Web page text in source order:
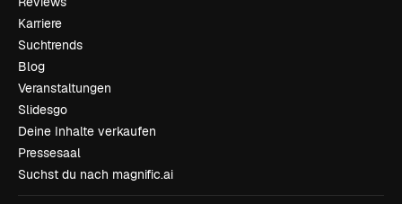
Karriere
Suchtrends
Blog
Veranstaltungen
Slidesgo
Deine Inhalte verkaufen
Pressesaal
Suchst du nach magnific.ai